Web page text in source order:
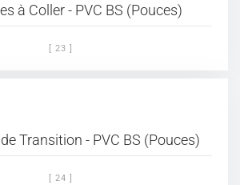
à Coller - PVC BS (Pouces)
[ 23 ]
Transition - PVC BS (Pouces)
[ 24 ]